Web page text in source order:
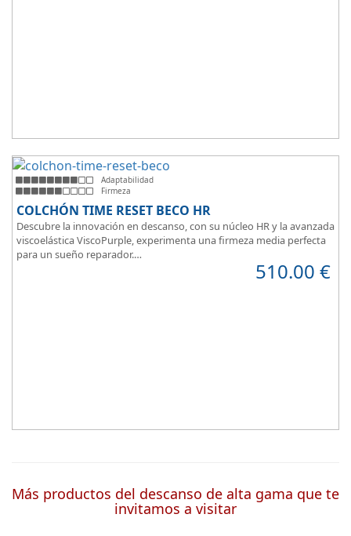
Adaptabilidad
Firmeza
COLCHÓN TIME RESET BECO HR
Descubre la innovación en descanso, con su núcleo HR y la avanzada
viscoelástica ViscoPurple, experimenta una firmeza media perfecta
para un sueño reparador.
Disfruta de su transpirabilidad y gran adaptabilidad, diseñado para
brindarte confort en cada momento. Además, es válido para camas
510.00 €
Más productos del descanso de alta gama que te
invitamos a visitar